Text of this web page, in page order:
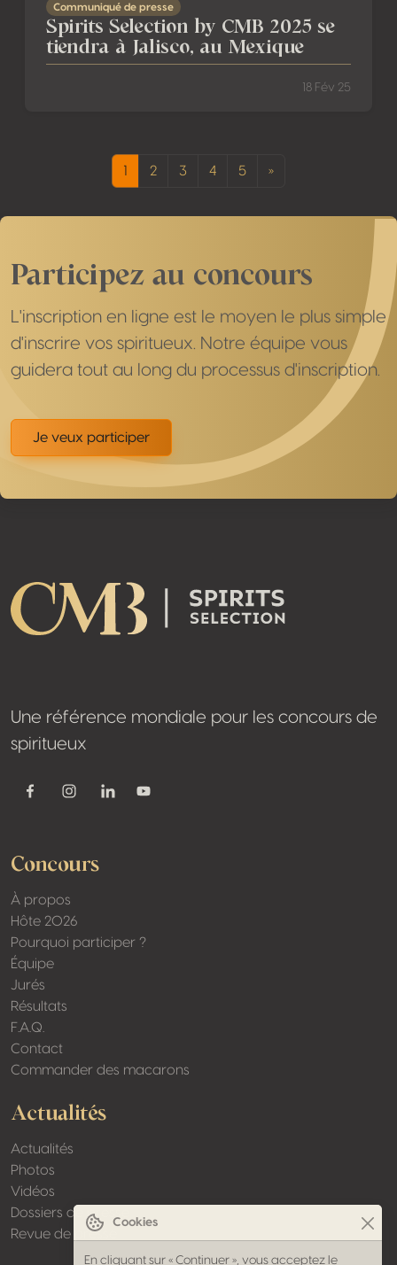
Communiqué de presse
Spirits Selection by CMB 2025 se
tiendra à Jalisco, au Mexique
18 Fév 25
1 2 3 4 5 »
Participez au concours
L'inscription en ligne est le moyen le plus simple
d'inscrire vos spiritueux. Notre équipe vous
guidera tout au long du processus d'inscription.
Je veux participer
Une référence mondiale pour les concours de
spiritueux
FacebookInstagramLinkedinYoutube
Concours
À propos
Hôte 2026
Pourquoi participer ?
Équipe
Jurés
Résultats
F.A.Q.
Contact
Commander des macarons
Actualités
Actualités
Photos
Vidéos
Dossiers de presse
Revue de presse
Cookies
En cliquant sur « Continuer », vous acceptez le